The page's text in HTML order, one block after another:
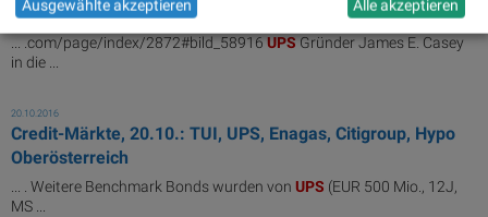
UPS; Gery Keszler, Ralf-Wol...
... .com/page/index/2872#bild_58916UPSGründer James E. Casey
in die ...
20.10.2016
Credit-Märkte, 20.10.: TUI, UPS, Enagas, Citigroup, Hypo
Oberösterreich
... . Weitere Benchmark Bonds wurden von UPS (EUR 500 Mio., 12J,
MS ...
Ausgewählte akzeptieren Alle akzeptieren